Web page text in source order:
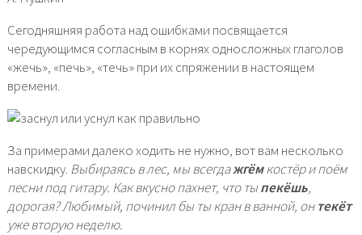
Сегодняшняя работа над ошибками посвящается
чередующимся согласным в корнях односложных глаголов
«жечь», «печь», «течь» при их спряжении в настоящем
времени.
За примерами далеко ходить не нужно, вот вам несколько
навскидку. Выбираясь в лес, мы всегдажгёмкостёр и поём
песни под гитару. Как вкусно пахнет, что тыпекёшь,
дорогая? Любимый, починил бы ты кран в ванной, онтекёт
уже вторую неделю.